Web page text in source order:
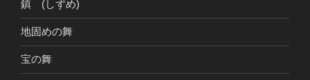
鎮 (しずめ)
地固めの舞
宝の舞